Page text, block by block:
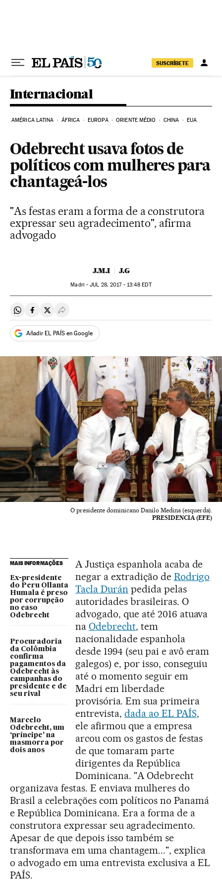
SUSCRÍBETE
Internacional
AMÉRICA LATINA ÁFRICA EUROPA ORIENTE MÉDIO CHINA EUA
Odebrecht usava fotos de
políticos com mulheres para
chantageá-los
"As festas eram a forma de a construtora
expressar seu agradecimento", afirma
advogado
J.M.I J.G
Madri -JUL 28, 2017 - 13:48 EDT
Compartir en Whatsapp
Compartir en Facebook
Compartir en Twitter
Desplegar Redes Sociales
Añadir EL PAÍS en Google
O presidente dominicano Danilo Medina (esquerda).
PRESIDENCIA (EFE)
MAIS INFORMAÇÕES
Ex-presidente
do Peru Ollanta
Humala é preso
por corrupção
no caso
Odebrecht
Procuradoria
da Colômbia
confirma
pagamentos da
Odebrecht às
campanhas do
presidente e de
seu rival
Marcelo
Odebrecht, um
‘príncipe’ na
masmorra por
dois anos
A Justiça espanhola acaba de
negar a extradição de Rodrigo
Tacla Durán pedida pelas
autoridades brasileiras. O
advogado, que até 2016 atuava
na Odebrecht, tem
nacionalidade espanhola
desde 1994 (seu pai e avô eram
galegos) e, por isso, conseguiu
até o momento seguir em
Madri em liberdade
provisória. Em sua primeira
entrevista, dada ao EL PAÍS,
ele afirmou que a empresa
arcou com os gastos de festas
de que tomaram parte
dirigentes da República
Dominicana. "A Odebrecht
organizava festas. E enviava mulheres do
Brasil a celebrações com políticos no Panamá
e República Dominicana. Era a forma de a
construtora expressar seu agradecimento.
Apesar de que depois isso também se
transformava em uma chantagem...", explica
o advogado em uma entrevista exclusiva a EL
PAÍS.